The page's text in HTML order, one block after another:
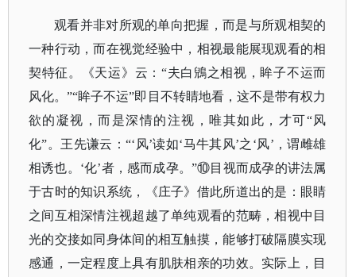
观看并非对所观的单向把握，而是与所观相契的
一种行动，而在视觉经验中，相视最能展现观看的相
契特征。《天运》云： “夫白鶂之相视，眸子不运而
风化。”“眸子不运”即目不转睛地看，这不是带有权力
欲的凝视，而是深情的注视，唯其如此，才可“风
化”。王先谦云：“‘风’读如‘马牛其风’之‘风’，谓雌雄
相诱也。‘化’者，感而成孕。”⑩目视而成孕的讲法属
于古时的知识系统，《庄子》借此所道出的是：眼睛
之间互相深情注视超越了单纯观看的范畴，相视中目
光的交接如同身体间的相互触摸，能够打破隔膜实现
感通，一定程度上具有肌肤相亲的功效。实际上，目